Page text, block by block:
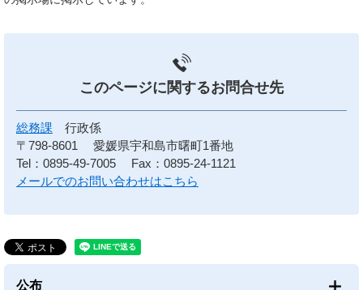
このページに関するお問合せ先
総務課
行政係
〒798-8601
愛媛県宇和島市曙町1番地
Tel：0895-49-7005
Fax：0895-24-1121
メールでのお問い合わせはこちら
公布